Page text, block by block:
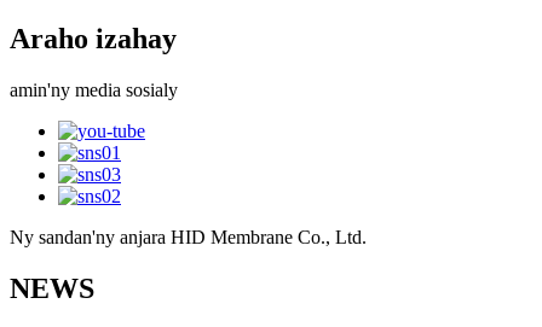
Araho izahay
amin'ny media sosialy
Ny sandan'ny anjara HID Membrane Co., Ltd.
NEWS